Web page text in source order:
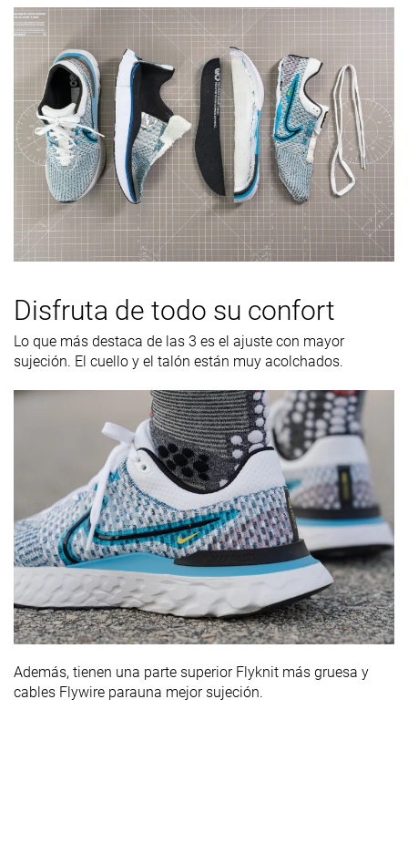
Disfruta de todo su confort
Lo que más destaca de las 3 es el ajuste con mayor
sujeción. El cuello y el talón están muy acolchados.
Además, tienen una parte superior Flyknit más gruesa y
cables Flywire parauna mejor sujeción.